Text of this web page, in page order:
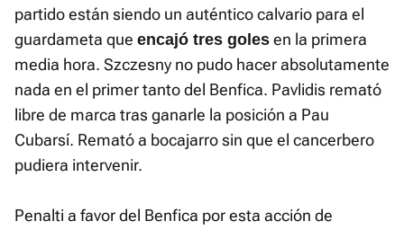
partido están siendo un auténtico calvario para el
guardameta que encajó tres goles en la primera
media hora. Szczesny no pudo hacer absolutamente
nada en el primer tanto del Benfica. Pavlidis remató
libre de marca tras ganarle la posición a Pau
Cubarsí. Remató a bocajarro sin que el cancerbero
pudiera intervenir.
Penalti a favor del Benfica por esta acción de